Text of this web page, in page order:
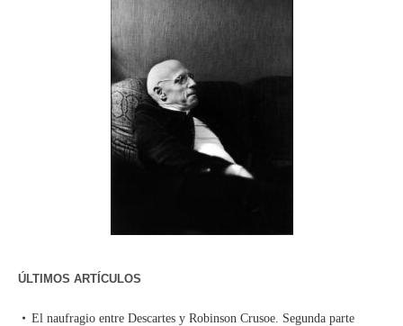
ÚLTIMOS ARTÍCULOS
El naufragio entre Descartes y Robinson Crusoe. Segunda parte